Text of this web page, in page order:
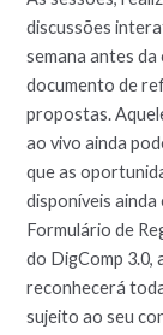
discussões
semana antes
documento de
propostas.
ao vivo ainda
que as
disponíveis
Formulário de
do DigComp 3.0,
reconhecerá
sujeito ao seu